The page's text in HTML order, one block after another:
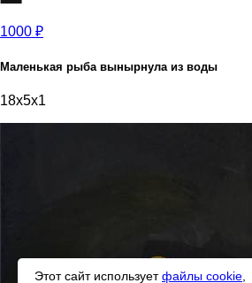
1000 ₽
Маленькая рыба вынырнула из воды
18x5x1
Этот сайт используетфайлы cookie